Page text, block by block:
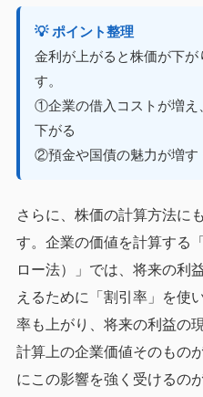
💡 ポイント整理
金利が上がると株価が下
す。
①企業の借入コストが増
下がる
②預金や国債の魅力が増す
さらに、株価の計算方法に
す。企業の価値を計算する
ロー法）」では、将来の利
えるために「割引率」を使
率も上がり、将来の利益の
計算上の企業価値そのもの
にこの影響を強く受けるの